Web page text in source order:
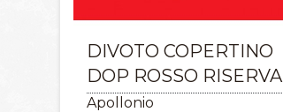
DIVOTO COPERTINO
DOP ROSSO RISERVA
Apollonio